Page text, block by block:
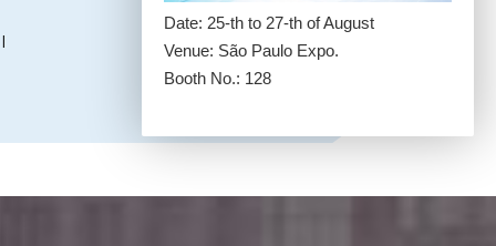
Date: 25-th to 27-th of August
Venue: São Paulo Expo.
Booth No.: 128